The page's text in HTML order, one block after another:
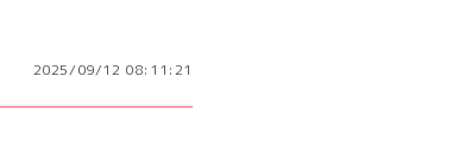
2025/09/12 08:11:21